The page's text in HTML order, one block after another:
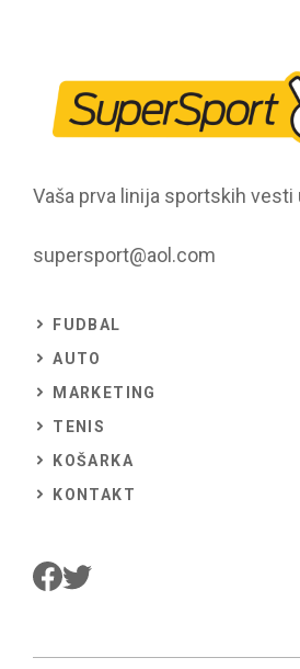
Vaša prva linija sportskih vesti
supersport@aol.com
FUDBAL
AUTO
MARKETING
TENIS
KOŠARKA
KONTAKT